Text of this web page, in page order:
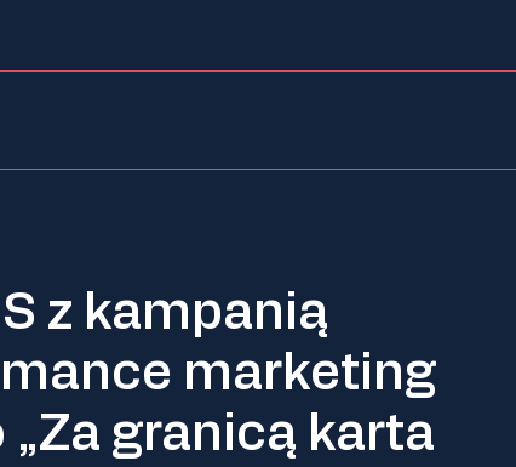
z kampanią
marketing
„Za granicą karta